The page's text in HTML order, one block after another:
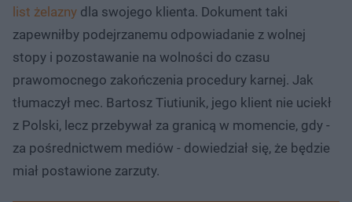
list żelazny dla swojego klienta. Dokument taki
zapewniłby podejrzanemu odpowiadanie z wolnej
stopy i pozostawanie na wolności do czasu
prawomocnego zakończenia procedury karnej. Jak
tłumaczył mec. Bartosz Tiutiunik, jego klient nie uciekł
z Polski, lecz przebywał za granicą w momencie, gdy -
za pośrednictwem mediów - dowiedział się, że będzie
miał postawione zarzuty.